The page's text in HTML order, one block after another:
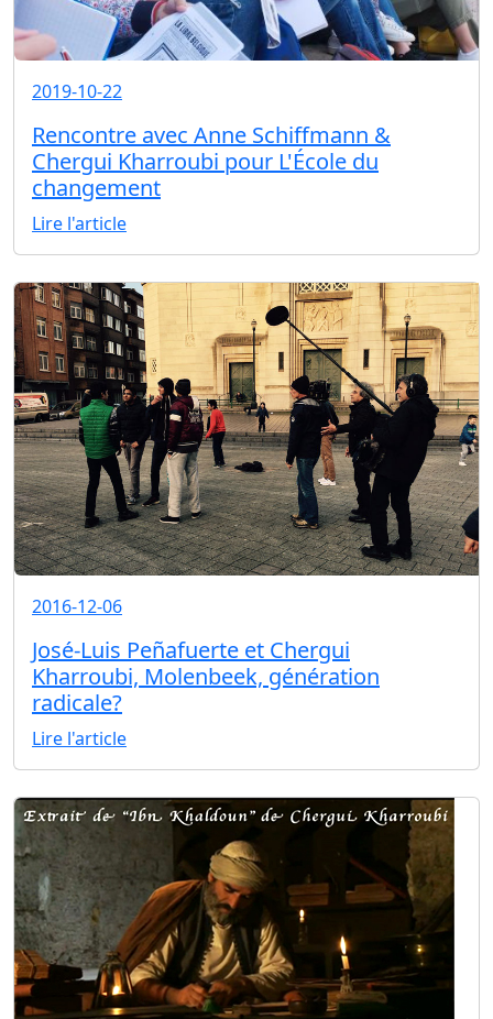
2019-10-22
Rencontre avec Anne Schiffmann &
Chergui Kharroubi pour L'École du
changement
Lire l'article
2016-12-06
José-Luis Peñafuerte et Chergui
Kharroubi, Molenbeek, génération
radicale?
Lire l'article